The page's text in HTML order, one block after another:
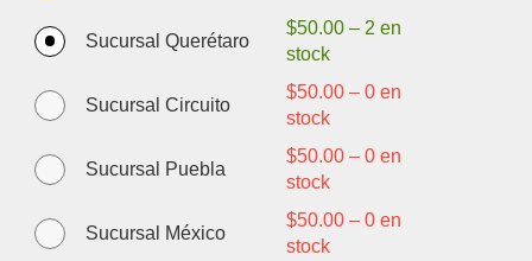
Sucursal Querétaro
$50.00 – 2 en
stock
Sucursal Circuito
$50.00 –0 en
stock
Sucursal Puebla
$50.00 –0 en
stock
Sucursal México
$50.00 –0 en
stock